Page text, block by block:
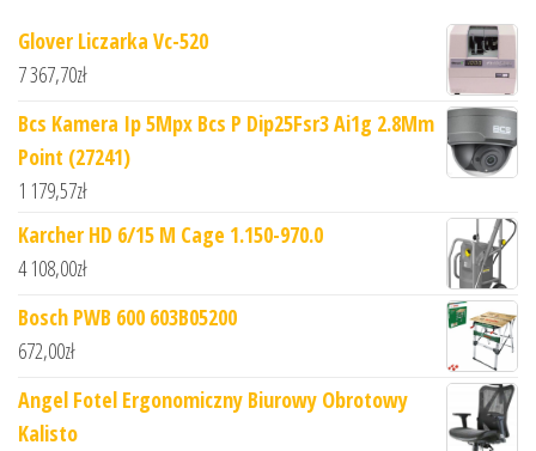
Glover Liczarka Vc-520
7 367,70zł
Bcs Kamera Ip 5Mpx Bcs P Dip25Fsr3 Ai1g 2.8Mm
Point (27241)
1 179,57zł
Karcher HD 6/15 M Cage 1.150-970.0
4 108,00zł
Bosch PWB 600 603B05200
672,00zł
Angel Fotel Ergonomiczny Biurowy Obrotowy
Kalisto